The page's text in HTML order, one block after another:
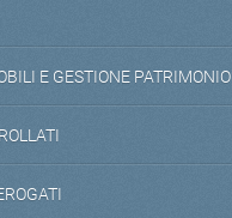
E GESTIONE PATRIMONIO